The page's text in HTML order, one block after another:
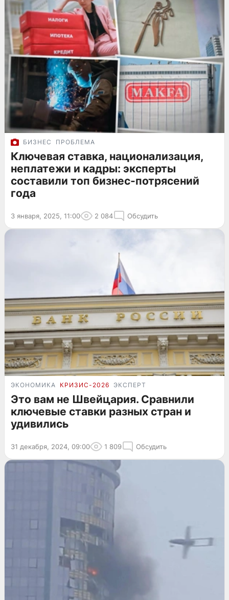
БИЗНЕС ПРОБЛЕМА
Ключевая ставка, национализация,
неплатежи и кадры: эксперты
составили топ бизнес-потрясений
года
3 января, 2025, 11:00 2 084 Обсудить
ЭКОНОМИКА КРИЗИС-2026 ЭКСПЕРТ
Это вам не Швейцария. Сравнили
ключевые ставки разных стран и
удивились
31 декабря, 2024, 09:00 1 809 Обсудить